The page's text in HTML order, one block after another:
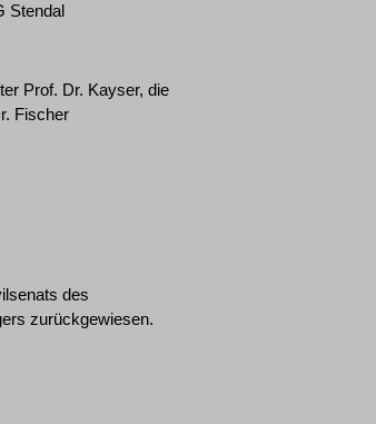
Stendal
Prof. Dr. Kayser, die
Fischer
des
zurückgewiesen.